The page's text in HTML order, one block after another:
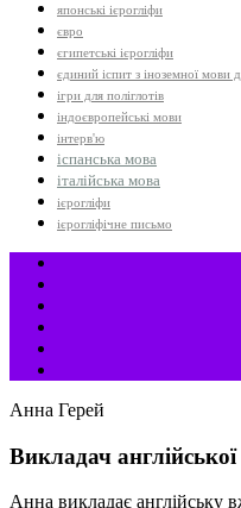
японські ієрогліфи
євро
єгипетські ієрогліфи
єдиний іспит з іноземної мови
ігри для поліглотів
індоєвропейські мови
інтерв'ю
іспанська мова
італійська мова
ієрогліфи
ієрогліфічне письмо
Анна Герей
Викладач
Анна викладає